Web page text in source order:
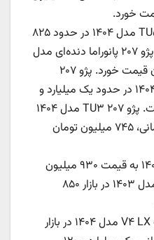
در این میان، پژو۲۰۷ دنده‌ای TU۵ مدل ۱۴۰۴ در حدود ۸۲۵
میلیون تومان به فروش رفت. پژو ۲۰۷ پانوراما دنده‌ای مدل
۱۴۰۴ در بازار ۹۰۰ میلیون تومان قیمت خورد. پژو ۲۰۷
پانوراما اتوماتیک TU۵P مدل ۱۴۰۴ در حدود یک میلیارد و
۵۰ میلیون تومان به فروش رفت. پژو ۲۰۷ TU۳ مدل ۱۴۰۴
در بازار با کاهش ۵ میلیون تومانی، ۷۴۵ میلیون تومان
پژوپارس ELX-XU۷P مدل ۱۴۰۳ به قیمت ۹۳۰ میلیون
تومان رسید. پژوپارسXU۷P مدل ۱۴۰۳ در بازار ۸۵۰
بنا به این گزارش، تارا اتوماتیک V۴ LX مدل ۱۴۰۴ در بازار